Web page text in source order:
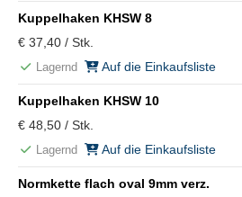
Kuppelhaken KHSW 8
€ 37,40 / Stk.
Lagernd Auf die Einkaufsliste
Kuppelhaken KHSW 10
€ 48,50 / Stk.
Lagernd Auf die Einkaufsliste
Normkette flach oval 9mm verz.